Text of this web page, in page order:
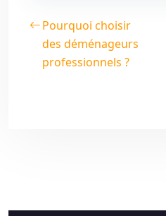
Pourquoi choisir
des déménageurs
professionnels ?